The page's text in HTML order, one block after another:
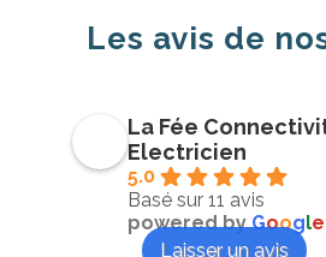
Les avis de
La Fée
Electricien
5.0
Basé sur 11 avis
powered byGoogle